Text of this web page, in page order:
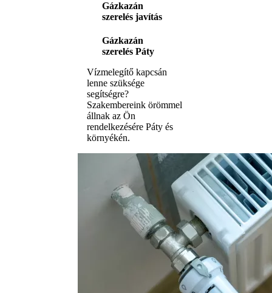
Gázkazán
szerelés javítás
Gázkazán
szerelés Páty
Vízmelegítő kapcsán
lenne szüksége
segítségre?
Szakembereink örömmel
állnak az Ön
rendelkezésére Páty és
környékén.